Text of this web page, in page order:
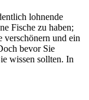
Fische zu haben;
verschönern und ein
bevor Sie
wissen sollten. In